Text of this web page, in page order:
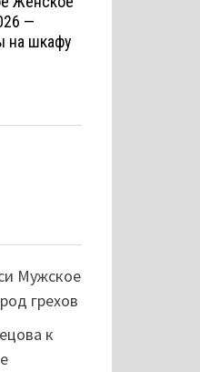
—
на шкафу
Мужское
грехов
к